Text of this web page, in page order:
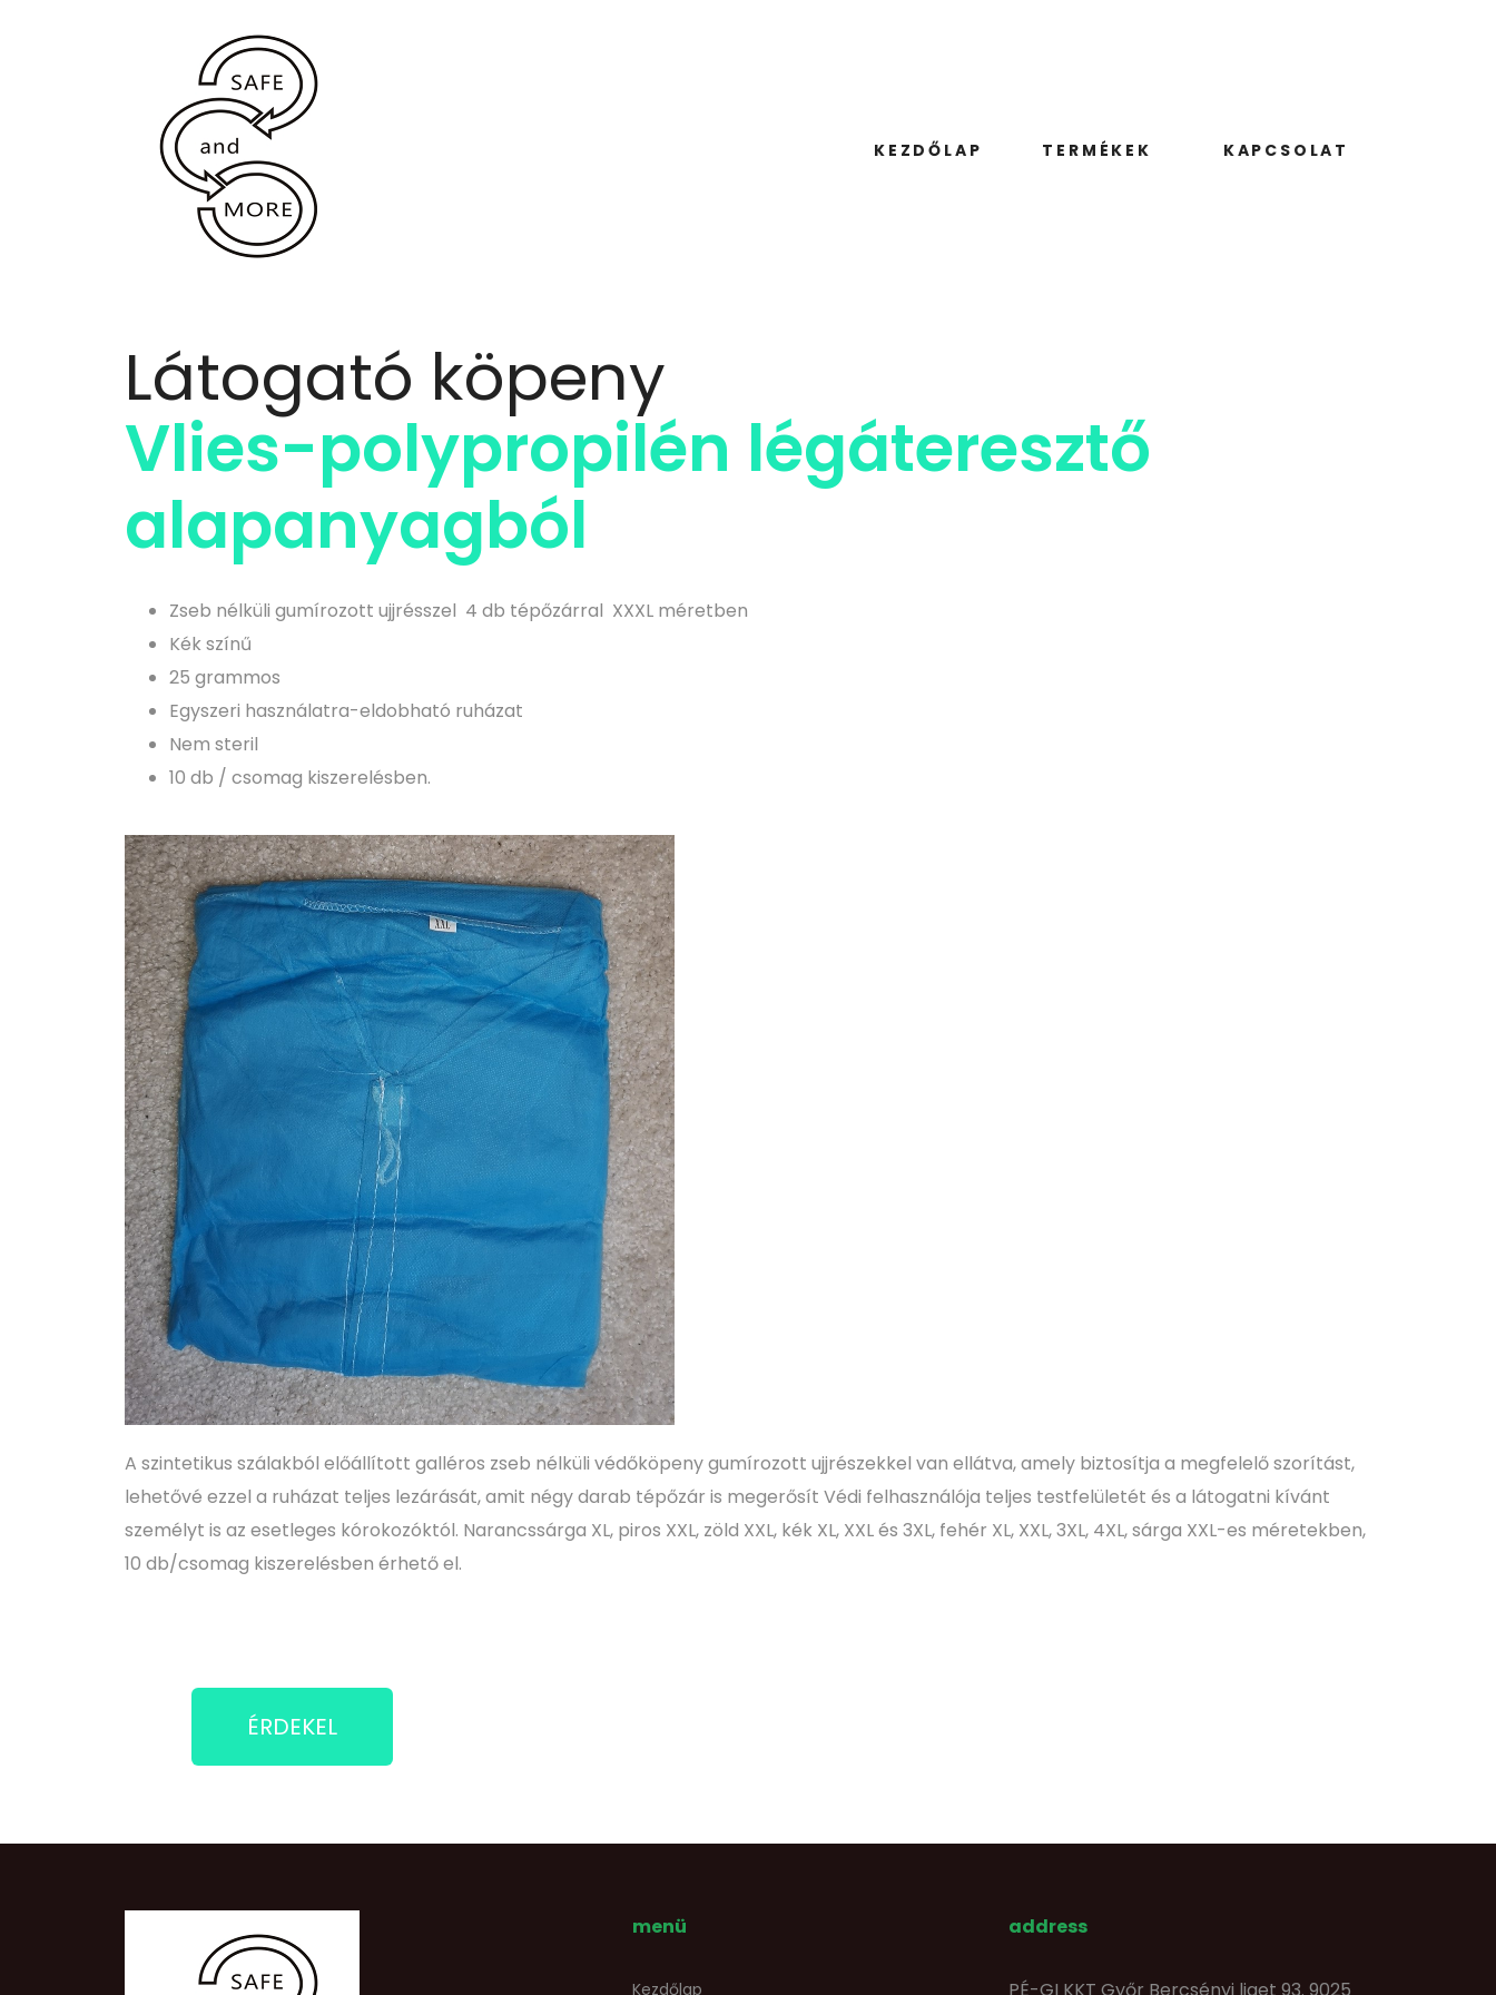
KEZDŐLAP TERMÉKEK KAPCSOLAT
Látogató köpeny
Vlies-polypropilén légáteresztő
alapanyagból
Zseb nélküli gumírozott ujjrésszel 4 db tépőzárral XXXL méretben
Kék színű
25 grammos
Egyszeri használatra-eldobható ruházat
Nem steril
10 db / csomag kiszerelésben.
A szintetikus szálakból előállított galléros zseb nélküli védőköpeny gumírozott ujjrészekkel van ellátva, amely biztosítja a megfelelő szorítást,
lehetővé ezzel a ruházat teljes lezárását, amit négy darab tépőzár is megerősít Védi felhasználója teljes testfelületét és a látogatni kívánt
személyt is az esetleges kórokozóktól. Narancssárga XL, piros XXL, zöld XXL, kék XL, XXL és 3XL, fehér XL, XXL, 3XL, 4XL, sárga XXL-es méretekben,
10 db/csomag kiszerelésben érhető el.
ÉRDEKEL
menü
Kezdőlap
address